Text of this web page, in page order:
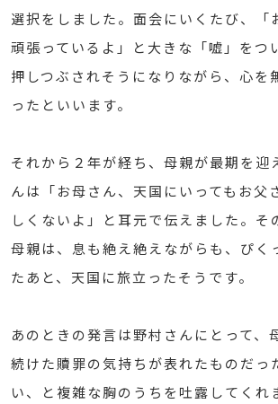
選択をしました。面会にいくたび、「
頑張っているよ」と大きな「嘘」をつ
押しつぶされそうになりながら、心を
ったといいます。
それから２年が経ち、母親が最期を迎
んは「お母さん、天国にいってもお父
しくないよ」と耳元で伝えました。そ
母親は、息も絶え絶えながらも、ぴく
たあと、天国に旅立ったそうです。
あのときの発言は野村さんにとって、
続けた贖罪の気持ちが表れたものだっ
い、と複雑な胸のうちを吐露してくれ